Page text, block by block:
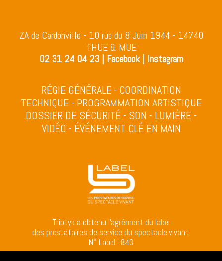
ZA de Cardonville - 10 rue du 8 Juin 1944 - 14740
THUE & MUE
02 31 24 04 23| Facebook| Instagram
RÉGIE GÉNÉRALE - COORDINATION
TECHNIQUE - PROGRAMMATION ARTISTIQUE
DOSSIER DE SÉCURITÉ - SON - LUMIÈRE -
VIDÉO - ÉVÉNEMENT CLÉ EN MAIN
Triptyk a obtenu l’agrément du label
des prestataires de service du spectacle vivant.
N° Label : 843